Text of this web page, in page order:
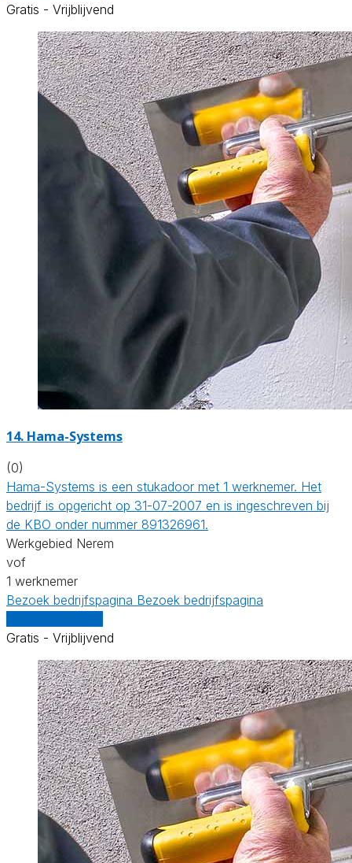
Gratis - Vrijblijvend
14. Hama-Systems
(0)
Hama-Systems is een stukadoor met 1 werknemer. Het
bedrijf is opgericht op 31-07-2007 en is ingeschreven bij
de KBO onder nummer 891326961.
Werkgebied Nerem
vof
1 werknemer
Bezoek bedrijfspagina Bezoek bedrijfspagina
Gratis - Vrijblijvend